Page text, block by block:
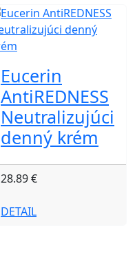
Eucerin
AntiREDNESS
Neutralizujúci
denný krém
28.89 €
DETAIL